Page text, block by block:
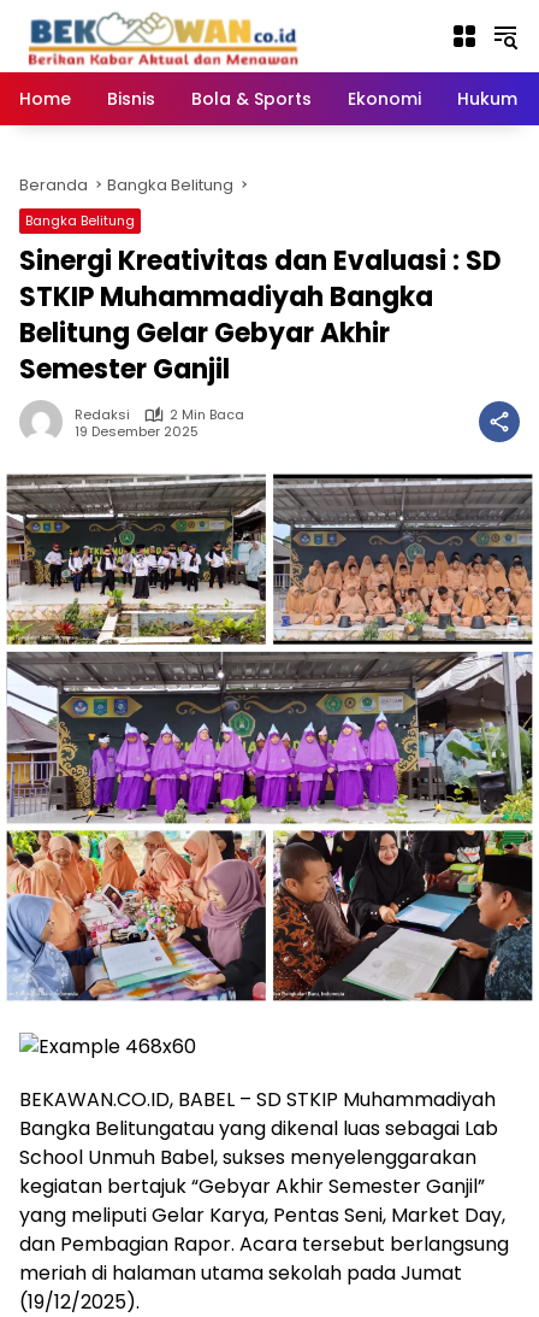
konten
Home
Bisnis Bola & Sports Ekonomi Hukum
Beranda Bangka Belitung
Bangka Belitung
Sinergi Kreativitas dan Evaluasi : SD
STKIP Muhammadiyah Bangka
Belitung Gelar Gebyar Akhir
Semester Ganjil
Redaksi
2 Min Baca
19 Desember 2025
BEKAWAN.CO.ID, BABEL – SD STKIP Muhammadiyah
Bangka Belitungatau yang dikenal luas sebagai Lab
School Unmuh Babel, sukses menyelenggarakan
kegiatan bertajuk “Gebyar Akhir Semester Ganjil”
yang meliputi Gelar Karya, Pentas Seni, Market Day,
dan Pembagian Rapor. Acara tersebut berlangsung
meriah di halaman utama sekolah pada Jumat
(19/12/2025).